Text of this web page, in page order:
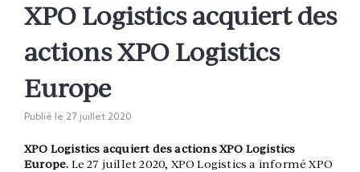
XPO Logistics acquiert des
actions XPO Logistics
Europe
Publié le 27 juillet 2020
XPO Logistics acquiert des actions XPO Logistics
Europe. Le 27 juillet 2020, XPO Logistics a informé XPO